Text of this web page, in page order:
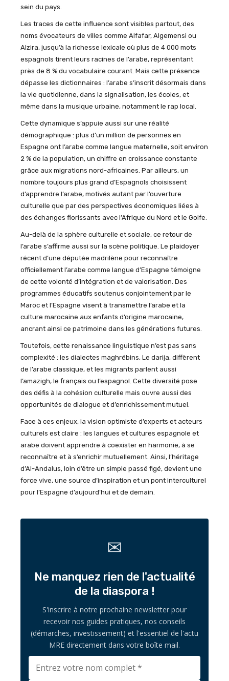
sein du pays.
Les traces de cette influence sont visibles partout, des
noms évocateurs de villes comme Alfafar, Algemensi ou
Alzira, jusqu’à la richesse lexicale où plus de 4 000 mots
espagnols tirent leurs racines de l’arabe, représentant
près de 8 % du vocabulaire courant. Mais cette présence
dépasse les dictionnaires : l’arabe s’inscrit désormais dans
la vie quotidienne, dans la signalisation, les écoles, et
même dans la musique urbaine, notamment le rap local.
Cette dynamique s’appuie aussi sur une réalité
démographique : plus d’un million de personnes en
Espagne ont l’arabe comme langue maternelle, soit environ
2 % de la population, un chiffre en croissance constante
grâce aux migrations nord-africaines. Par ailleurs, un
nombre toujours plus grand d’Espagnols choisissent
d’apprendre l’arabe, motivés autant par l’ouverture
culturelle que par des perspectives économiques liées à
des échanges florissants avec l’Afrique du Nord et le Golfe.
Au-delà de la sphère culturelle et sociale, ce retour de
l’arabe s’affirme aussi sur la scène politique. Le plaidoyer
récent d’une députée madrilène pour reconnaître
officiellement l’arabe comme langue d’Espagne témoigne
de cette volonté d’intégration et de valorisation. Des
programmes éducatifs soutenus conjointement par le
Maroc et l’Espagne visent à transmettre l’arabe et la
culture marocaine aux enfants d’origine marocaine,
ancrant ainsi ce patrimoine dans les générations futures.
Toutefois, cette renaissance linguistique n’est pas sans
complexité : les dialectes maghrébins, Le darija, diffèrent
de l’arabe classique, et les migrants parlent aussi
l’amazigh, le français ou l’espagnol. Cette diversité pose
des défis à la cohésion culturelle mais ouvre aussi des
opportunités de dialogue et d’enrichissement mutuel.
Face à ces enjeux, la vision optimiste d’experts et acteurs
culturels est claire : les langues et cultures espagnole et
arabe doivent apprendre à coexister en harmonie, à se
reconnaître et à s’enrichir mutuellement. Ainsi, l’héritage
d’Al-Andalus, loin d’être un simple passé figé, devient une
force vive, une source d’inspiration et un pont interculturel
pour l’Espagne d’aujourd’hui et de demain.
✉
Ne manquez rien de l'actualité
de la diaspora !
S'inscrire à notre prochaine newsletter pour
recevoir nos guides pratiques, nos conseils
(démarches, investissement) et l'essentiel de l'actu
MRE directement dans votre boîte mail.